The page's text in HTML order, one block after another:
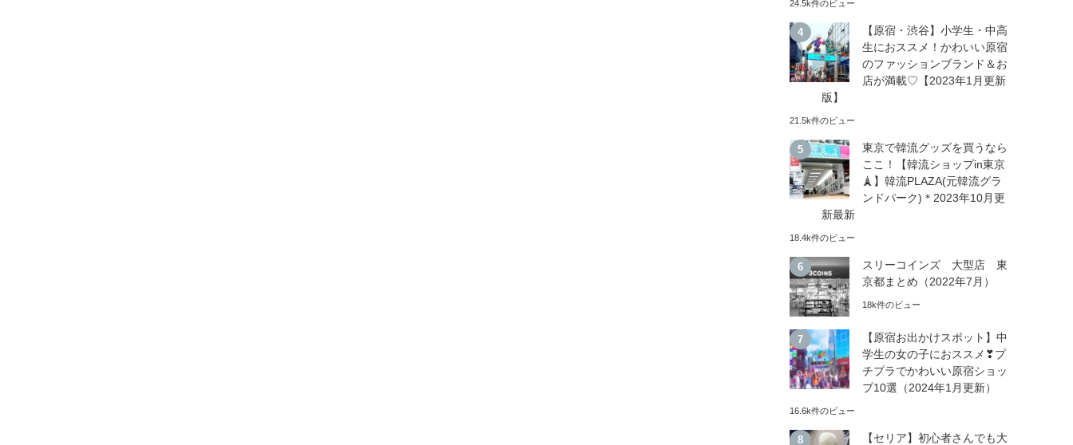
24.5k件のビュー
【原宿・渋谷】小学生・中高
生におススメ！かわいい原宿
のファッションブランド＆お
店が満載♡【2023年1月更新
版】
21.5k件のビュー
東京で韓流グッズを買うなら
ここ！【韓流ショップin東京
🗼】韓流PLAZA(元韓流グラ
ンドパーク)＊2023年10月更
新最新
18.4k件のビュー
スリーコインズ 大型店 東
京都まとめ（2022年7月）
18k件のビュー
【原宿お出かけスポット】中
学生の女の子におススメ❣プ
チプラでかわいい原宿ショッ
プ10選（2024年1月更新）
16.6k件のビュー
【セリア】初心者さんでも大